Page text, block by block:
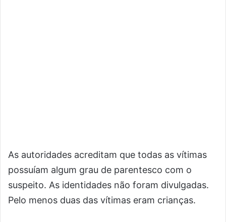
As autoridades acreditam que todas as vítimas
possuíam algum grau de parentesco com o
suspeito. As identidades não foram divulgadas.
Pelo menos duas das vítimas eram crianças.